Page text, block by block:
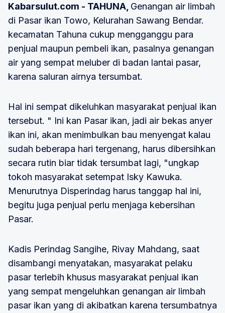
Kabarsulut.com - TAHUNA, Genangan air limbah
di Pasar ikan Towo, Kelurahan Sawang Bendar.
kecamatan Tahuna cukup mengganggu para
penjual maupun pembeli ikan, pasalnya genangan
air yang sempat meluber di badan lantai pasar,
karena saluran airnya tersumbat.
Hal ini sempat dikeluhkan masyarakat penjual ikan
tersebut. " Ini kan Pasar ikan, jadi air bekas anyer
ikan ini, akan menimbulkan bau menyengat kalau
sudah beberapa hari tergenang, harus dibersihkan
secara rutin biar tidak tersumbat lagi, "ungkap
tokoh masyarakat setempat Isky Kawuka.
Menurutnya Disperindag harus tanggap hal ini,
begitu juga penjual perlu menjaga kebersihan
Pasar.
Kadis Perindag Sangihe, Rivay Mahdang, saat
disambangi menyatakan, masyarakat pelaku
pasar terlebih khusus masyarakat penjual ikan
yang sempat mengeluhkan genangan air limbah
pasar ikan yang di akibatkan karena tersumbatnya